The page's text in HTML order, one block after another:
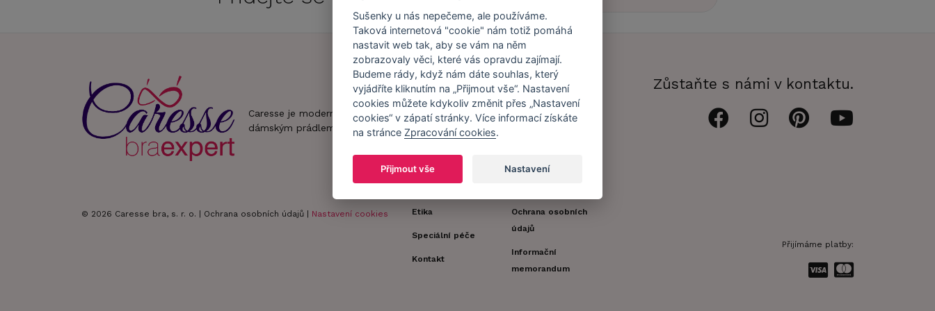
Caresse je moderní obchod s
dámským prádlem.
© 2026 Caresse bra, s. r. o. | Ochrana osobních údajů Nastavení cookies
Náš příběh
Náš tým
Caresse v
Naši partneři a
Etika
Speciální péče
Kontakt
Zákaznický účet
Registrace
zákazníka
Obchodní
Ochrana osobních
údajů
Informační
memorandum
Zůstaňte s námi v kontaktu.
Přijímáme platby:
Sušenky u nás nepečeme, ale používáme.
Taková internetová "cookie" nám totiž pomáhá
nastavit web tak, aby se vám na něm
zobrazovaly věci, které vás opravdu zajímají.
Budeme rády, když nám dáte souhlas, který
vyjádříte kliknutím na „Přijmout vše“. Nastavení
cookies můžete kdykoliv změnit přes „Nastavení
cookies“ v zápatí stránky. Více informací získáte
na stránce Zpracování cookies.
Přijmout vše Nastavení